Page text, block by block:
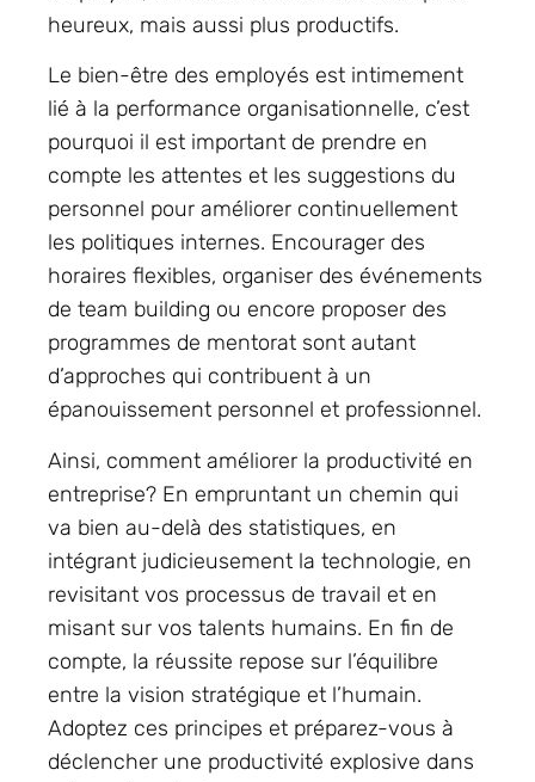
heureux, mais aussi plus productifs.
Le bien-être des employés est intimement
lié à la performance organisationnelle, c’est
pourquoi il est important de prendre en
compte les attentes et les suggestions du
personnel pour améliorer continuellement
les politiques internes. Encourager des
horaires flexibles, organiser des événements
de team building ou encore proposer des
programmes de mentorat sont autant
d’approches qui contribuent à un
épanouissement personnel et professionnel.
Ainsi, comment améliorer la productivité en
entreprise? En empruntant un chemin qui
va bien au-delà des statistiques, en
intégrant judicieusement la technologie, en
revisitant vos processus de travail et en
misant sur vos talents humains. En fin de
compte, la réussite repose sur l’équilibre
entre la vision stratégique et l’humain.
Adoptez ces principes et préparez-vous à
déclencher une productivité explosive dans